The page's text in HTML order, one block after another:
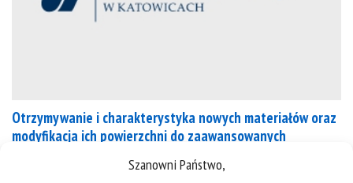
Szanowni Państwo,
Otrzymywanie i charakterystyka nowych materiałów oraz
modyfikacja ich powierzchni do zaawansowanych